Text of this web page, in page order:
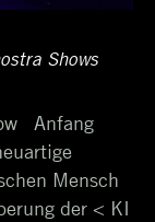
Shows
Anfang
Mensch
der < KI